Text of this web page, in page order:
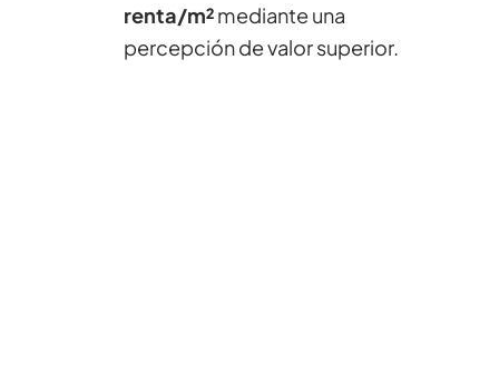
renta/m²mediante una
percepción de valor superior.